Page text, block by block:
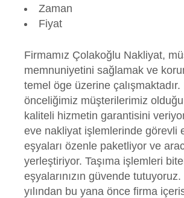
Zaman
Fiyat
Firmamız Çolakoğlu Nakliyat,
memnuniyetini sağlamak ve
temel öge üzerine çalışmaktadır.
önceliğimiz müşterilerimiz
kaliteli hizmetin garantisini
eve nakliyat işlemlerinde görevli
eşyaları özenle paketliyor ve
yerleştiriyor. Taşıma işlemleri
eşyalarınızın güvende
yılından bu yana önce firma